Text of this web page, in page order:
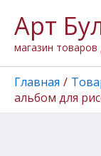
содержимому
Арт
магазин товаров
Главная
альбом для
товара
альбом
для
рисования
30л
"Хурма
и